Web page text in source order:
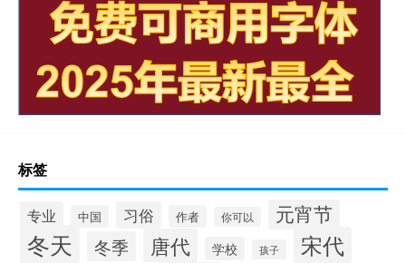
标签
专业 中国 习俗 作者 你可以 元宵节
冬天 冬季 唐代 学校 孩子 宋代